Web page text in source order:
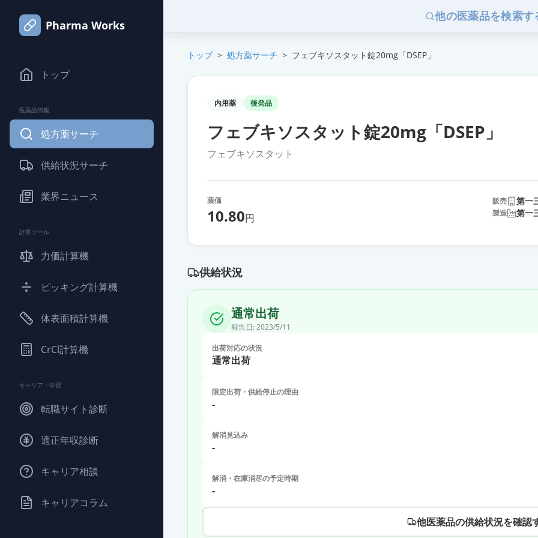
Pharma Works
トップ
医薬品情報
処方薬サーチ
供給状況サーチ
業界ニュース
計算ツール
力価計算機
ピッキング計算機
体表面積計算機
CrCl計算機
キャリア・学習
転職サイト診断
適正年収診断
キャリア相談
キャリアコラム
他の医薬品を検索す
トップ > 処方薬サーチ > フェブキソスタット錠20mg「DSEP」
内用薬 後発品
フェブキソスタット錠20mg「DSEP」
フェブキソスタット
薬価
10.80円
販売 第一
製造 第一
供給状況
通常出荷
報告日: 2023/5/11
出荷対応の状況
通常出荷
限定出荷・供給停止の理由
-
解消見込み
-
解消・在庫消尽の予定時期
-
他医薬品の供給状況を確認